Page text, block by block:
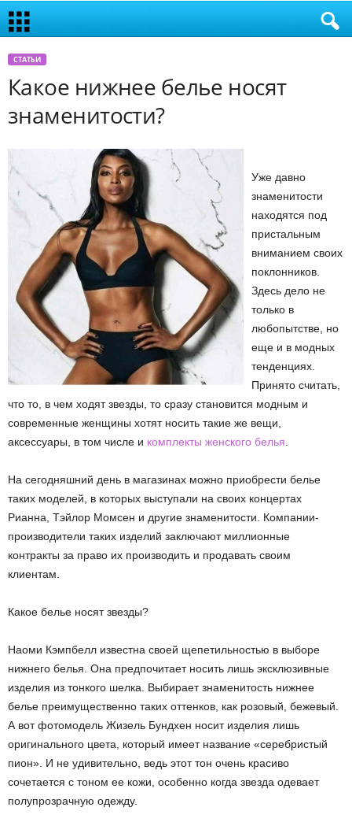
СТАТЬИ
Какое нижнее белье носят
знаменитости?
Уже давно
знаменитости
находятся под
пристальным
вниманием своих
поклонников.
Здесь дело не
только в
любопытстве, но
еще и в модных
тенденциях.
Принято считать,
что то, в чем ходят звезды, то сразу становится модным и
современные женщины хотят носить такие же вещи,
аксессуары, в том числе и комплекты женского белья
На сегодняшний день в магазинах можно приобрести белье
таких моделей, в которых выступали на своих концертах
Рианна, Тэйлор Момсен и другие знаменитости. Компании-
производители таких изделий заключают миллионные
контракты за право их производить и продавать своим
клиентам.
Какое белье носят звезды?
Наоми Кэмпбелл известна своей щепетильностью в выборе
нижнего белья. Она предпочитает носить лишь эксклюзивные
изделия из тонкого шелка. Выбирает знаменитость нижнее
белье преимущественно таких оттенков, как розовый, бежевый.
А вот фотомодель Жизель Бундхен носит изделия лишь
оригинального цвета, который имеет название «серебристый
пион». И не удивительно, ведь этот тон очень красиво
сочетается с тоном ее кожи, особенно когда звезда одевает
полупрозрачную одежду.